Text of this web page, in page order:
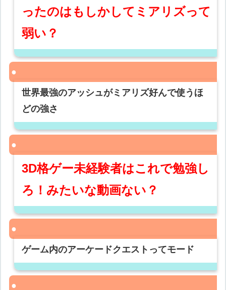
ったのはもしかしてミアリズって
弱い？
世界最強のアッシュがミアリズ好んで使うほ
どの強さ
3D格ゲー未経験者はこれで勉強し
ろ！みたいな動画ない？
ゲーム内のアーケードクエストってモード